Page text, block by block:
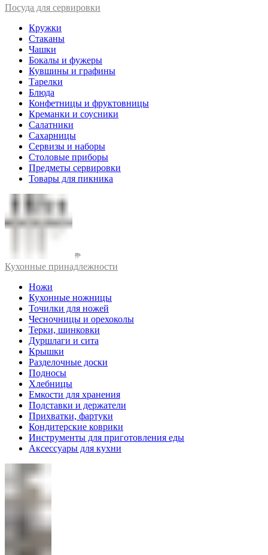
Посуда для сервировки
Кружки
Стаканы
Чашки
Бокалы и фужеры
Кувшины и графины
Тарелки
Блюда
Конфетницы и фруктовницы
Креманки и соусники
Салатники
Сахарницы
Сервизы и наборы
Столовые приборы
Предметы сервировки
Товары для пикника
Кухонные принадлежности
Ножи
Кухонные ножницы
Точилки для ножей
Чесночницы и орехоколы
Терки, шинковки
Дуршлаги и сита
Крышки
Разделочные доски
Подносы
Хлебницы
Емкости для хранения
Подставки и держатели
Прихватки, фартуки
Кондитерские коврики
Инструменты для приготовления еды
Аксессуары для кухни